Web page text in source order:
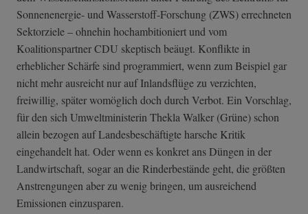
Sonnenenergie- und Wasserstoff-Forschung (ZWS) errechneten
Sektorziele – ohnehin hochambitioniert und vom
Koalitionspartner CDU skeptisch beäugt. Konflikte in
erheblicher Schärfe sind programmiert, wenn zum Beispiel gar
nicht mehr ausreicht nur auf Inlandsflüge zu verzichten,
freiwillig, später womöglich doch durch Verbot. Ein Vorschlag,
für den sich Umweltministerin Thekla Walker (Grüne) schon
allein bezogen auf Landesbeschäftigte harsche Kritik
eingehandelt hat. Oder wenn es konkret ans Düngen in der
Landwirtschaft, sogar an die Rinderbestände geht, die größten
Anstrengungen aber zu wenig bringen, um ausreichend
Emissionen einzusparen.